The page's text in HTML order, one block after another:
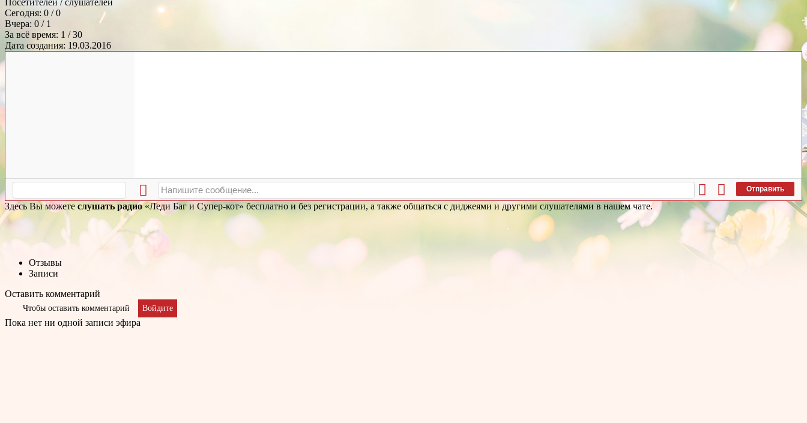
Сегодня: 0 / 0
Вчера: 0 / 1
За всё время: 1 / 30
Дата создания: 19.03.2016
Отправить
Здесь Вы можете слушать радио«Леди Баг и Супер-кот» бесплатно и без регистрации, а также общаться с диджеями и другими слушателями в нашем чате.
Отзывы
Записи
Оставить комментарий
Чтобы оставить комментарий Войдите
Пока нет ни одной записи эфира